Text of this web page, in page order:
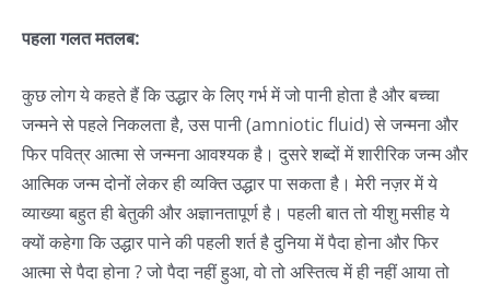
पहला गलत मतलब:
कुछ लोग ये कहते हैं कि उद्धार के लिए गर्भ में जो पानी होता है और बच्चा
जन्मने से पहले निकलता है, उस पानी (amniotic fluid) से जन्मना और
फिर पवित्र आत्मा से जन्मना आवश्यक है। दुसरे शब्दों में शारीरिक जन्म और
आत्मिक जन्म दोनों लेकर ही व्यक्ति उद्धार पा सकता है। मेरी नज़र में ये
व्याख्या बहुत ही बेतुकी और अज्ञानतापूर्ण है। पहली बात तो यीशु मसीह ये
क्यों कहेगा कि उद्धार पाने की पहली शर्त है दुनिया में पैदा होना और फिर
आत्मा से पैदा होना ? जो पैदा नहीं हुआ, वो तो अस्तित्व में ही नहीं आया तो